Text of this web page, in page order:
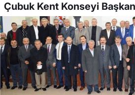
Çubuk Kent Konseyi